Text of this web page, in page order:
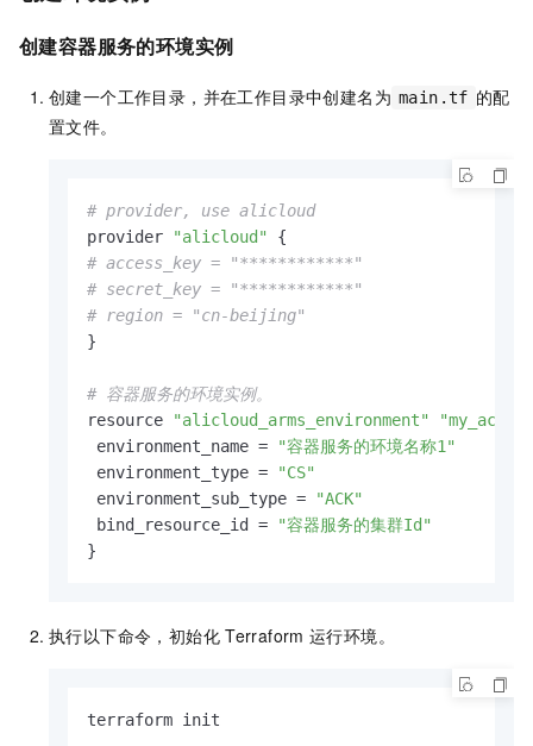
创建容器服务的环境实例
创建一个工作目录，并在工作目录中创建名为 main.tf 的配
置文件。
# provider, use alicloud
provider
"alicloud"
# access_key = "************"
# secret_key = "************"
# region = "cn-beijing"
}
# 容器服务的环境实例。
resource
"alicloud_arms_environment"
"my_ack-
environment_name =
"容器服务的环境名称1"
environment_type =
"CS"
environment_sub_type =
"ACK"
bind_resource_id =
"容器服务的集群Id"
}
执行以下命令，初始化 Terraform 运行环境。
terraform init